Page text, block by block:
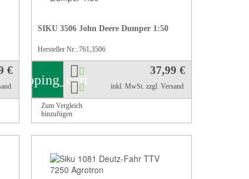
€
SIKU 3506 John Deere Dumper 1:50
Hersteller Nr.: 761,3506
37,99 €
inkl. MwSt. zzgl. Versand
shopping_cart
Zum Vergleich
hinzufügen